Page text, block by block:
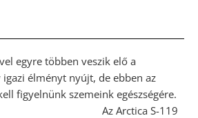
egyre többen veszik elő a
élményt nyújt, de ebben az
figyelnünk szemeink egészségére.
Az Arctica S-119